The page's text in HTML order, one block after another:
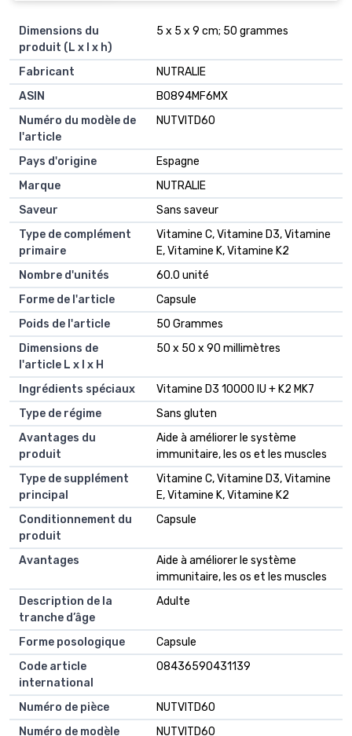
Dimensions du
produit (L x l x h)
5 x 5 x 9 cm; 50 grammes
Fabricant
NUTRALIE
ASIN
B0894MF6MX
Numéro du modèle de
l'article
NUTVITD60
Pays d'origine
Espagne
Marque
NUTRALIE
Saveur
Sans saveur
Type de complément
primaire
Vitamine C, Vitamine D3, Vitamine
E, Vitamine K, Vitamine K2
Nombre d'unités
60.0 unité
Forme de l'article
Capsule
Poids de l'article
50 Grammes
Dimensions de
l'article L x l x H
50 x 50 x 90 millimètres
Ingrédients spéciaux
Vitamine D3 10000 IU + K2 MK7
Type de régime
Sans gluten
Avantages du
produit
Aide à améliorer le système
immunitaire, les os et les muscles
Type de supplément
principal
Vitamine C, Vitamine D3, Vitamine
E, Vitamine K, Vitamine K2
Conditionnement du
produit
Capsule
Avantages
Aide à améliorer le système
immunitaire, les os et les muscles
Description de la
tranche d’âge
Adulte
Forme posologique
Capsule
Code article
international
08436590431139
Numéro de pièce
NUTVITD60
Numéro de modèle
NUTVITD60